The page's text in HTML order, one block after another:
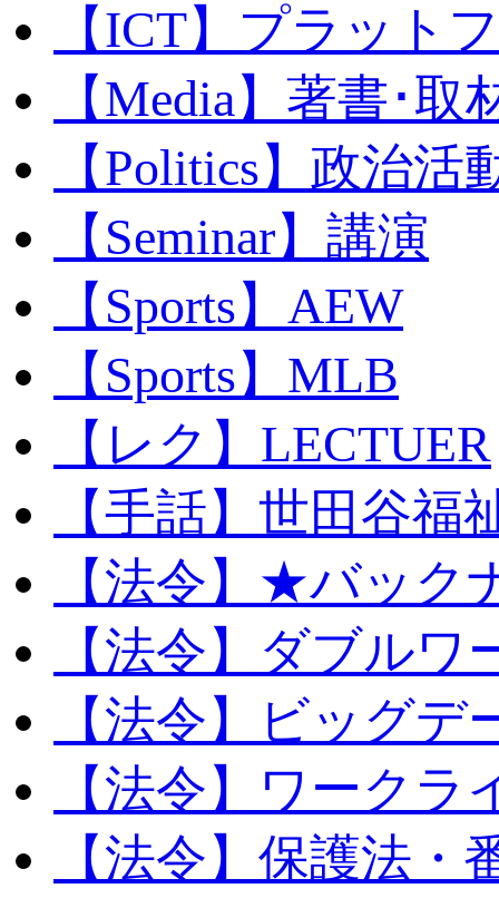
【ICT】プラット
【Media】著書･取
【Politics】政治活
【Seminar】講演
【Sports】AEW
【Sports】MLB
【レク】LECTUER
【手話】世田谷福
【法令】★バック
【法令】ダブルワ
【法令】ビッグデ
【法令】ワークラ
【法令】保護法・